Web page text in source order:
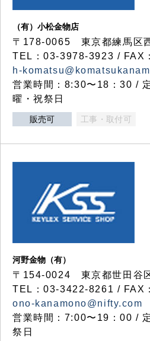
（有）小松金物店
〒178-0065 東京都練馬区
TEL：03-3978-3923 / FAX
h-
営業時間：8:30〜18：30 /
曜・祝祭日
販売可 工事・取付可
河野金物（有）
〒154-0024 東京都世田谷
TEL：03-3422-8261 / FAX
ono-kanamono@nifty.com
営業時間：7:00〜19：00 /
祭日